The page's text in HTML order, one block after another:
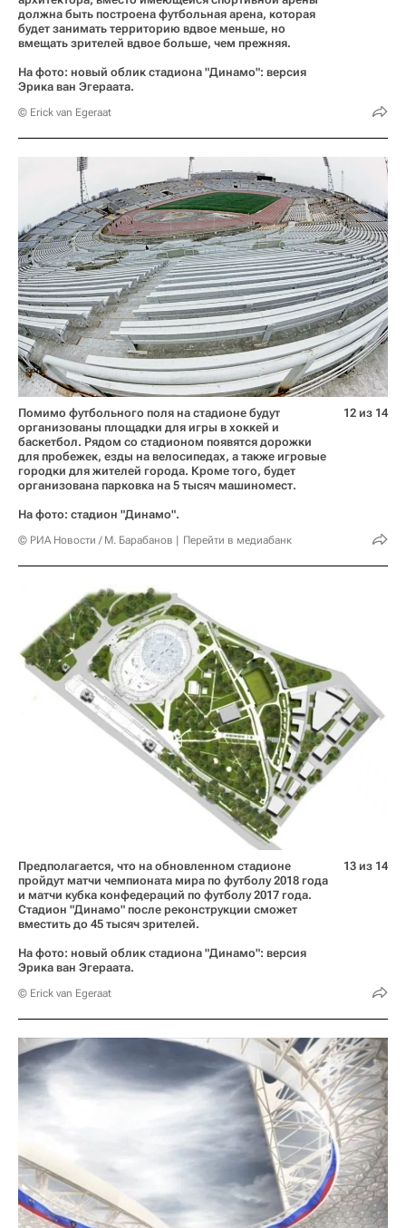
должна быть построена футбольная арена, которая
будет занимать территорию вдвое меньше, но
вмещать зрителей вдвое больше, чем прежняя.
На фото: новый облик стадиона "Динамо": версия
Эрика ван Эгераата.
© Erick van Egeraat
Помимо футбольного поля на стадионе будут
организованы площадки для игры в хоккей и
баскетбол. Рядом со стадионом появятся дорожки
для пробежек, езды на велосипедах, а также игровые
городки для жителей города. Кроме того, будет
организована парковка на 5 тысяч машиномест.
На фото: стадион "Динамо".
© РИА Новости / М. Барабанов Перейти в медиабанк
12 из 14
Предполагается, что на обновленном стадионе
пройдут матчи чемпионата мира по футболу 2018 года
и матчи кубка конфедераций по футболу 2017 года.
Стадион "Динамо" после реконструкции сможет
вместить до 45 тысяч зрителей.
На фото: новый облик стадиона "Динамо": версия
Эрика ван Эгераата.
© Erick van Egeraat
13 из 14